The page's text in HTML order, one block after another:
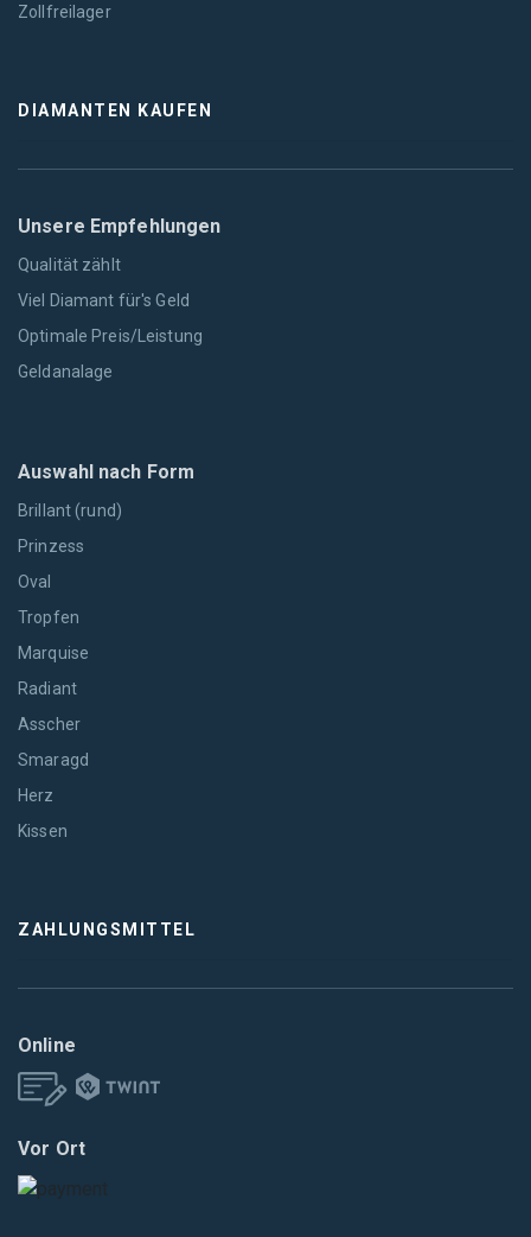
Zollfreilager
DIAMANTEN KAUFEN
Unsere Empfehlungen
Qualität zählt
Viel Diamant für's Geld
Optimale Preis/Leistung
Geldanalage
Auswahl nach Form
Brillant (rund)
Prinzess
Oval
Tropfen
Marquise
Radiant
Asscher
Smaragd
Herz
Kissen
ZAHLUNGSMITTEL
Online
Vor Ort